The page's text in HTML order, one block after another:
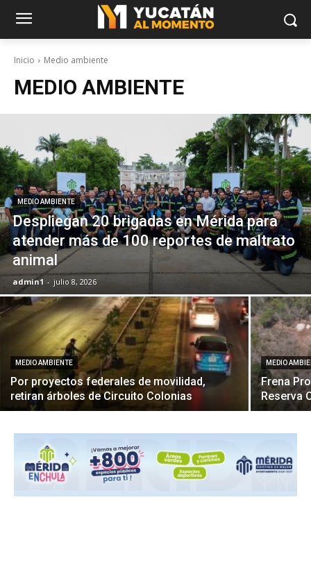
Inicio Medio ambiente
MEDIO AMBIENTE
MEDIO AMBIENTE
Despliegan 20 brigadas en Mérida para
atender más de 100 reportes de maltrato
animal
admin1 - julio 8, 2026
MEDIO AMBIENTE
Por proyectos federales de movilidad,
retiran árboles de Circuito Colonias
MEDIO
Frena
Reserva